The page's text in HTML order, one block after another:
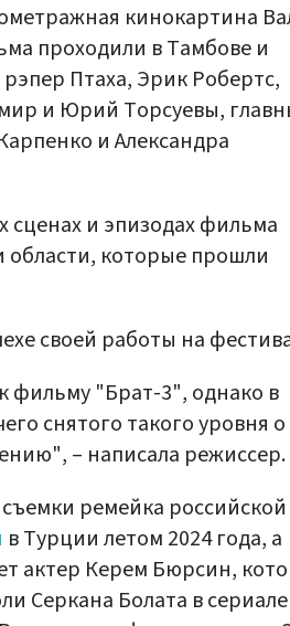
кинокартина
проходили в Тамбове и
Птаха, Эрик Робертс,
и Юрий Торсуевы,
и Александра
сценах и эпизодах фильма
области, которые прошли
своей работы на
фильму "Брат-3", однако в
снятого такого уровня о
– написала режиссер.
ремейка российской
в Турции летом 2024 года, а
актер Керем Бюрсин,
Серкана Болата в сериале